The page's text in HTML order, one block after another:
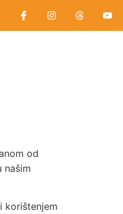
od
našim
korištenjem